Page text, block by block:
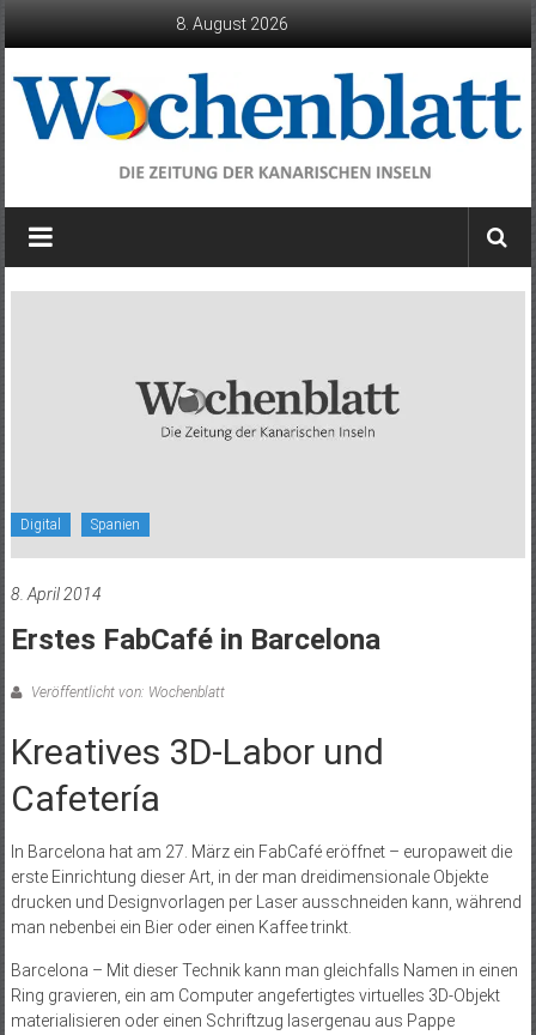
8. August 2026
Wochenblatt
die
Digital Spanien
8. April 2014
Erstes FabCafé in Barcelona
Veröffentlicht von: Wochenblatt
Kreatives 3D-Labor und
Cafetería
In Barcelona hat am 27. März ein FabCafé eröffnet – europaweit die
erste Einrichtung dieser Art, in der man dreidimensionale Objekte
drucken und Designvorlagen per Laser ausschneiden kann, während
man nebenbei ein Bier oder einen Kaffee trinkt.
Barcelona – Mit dieser Technik kann man gleichfalls Namen in einen
Ring gravieren, ein am Computer angefertigtes virtuelles 3D-Objekt
materialisieren oder einen Schriftzug lasergenau aus Pappe